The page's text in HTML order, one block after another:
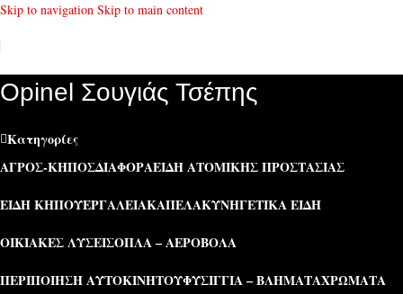
Skip to navigation Skip to main content
Opinel Σουγιάς Τσέπης
Κατηγορίες
ΑΓΡΌΣ-ΚΉΠΟΣΔΙΆΦΟΡΑΕΊΔΗ ΑΤΟΜΙΚΉΣ ΠΡΟΣΤΑΣΊΑΣ
ΕΊΔΗ ΚΉΠΟΥΕΡΓΑΛΕΊΑΚΑΠΕΛΑΚΥΝΗΓΕΤΙΚΆ ΕΊΔΗ
ΟΙΚΙΑΚΈΣ ΛΎΣΕΙΣΌΠΛΑ – ΑΕΡΟΒΌΛΑ
ΠΕΡΙΠΟΊΗΣΗ ΑΥΤΟΚΙΝΉΤΟΥΦΥΣΊΓΓΙΑ – ΒΛΉΜΑΤΑΧΡΏΜΑΤΑ